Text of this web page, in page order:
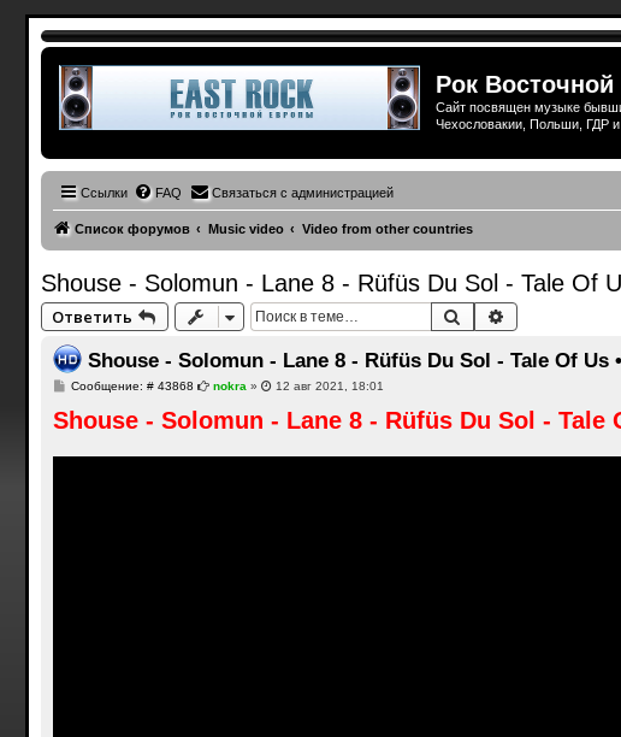
Рок
Сайт посвящен музыке
Чехословакии, Польши, ГДР
Ссылки FAQ Связаться с администрацией
Список форумов Music video Video from other countries
Shouse - Solomun - Lane 8 - Rüfüs Du Sol - Tale Of
Ответить Поиск
Shouse - Solomun - Lane 8 - Rüfüs Du Sol - Tale Of Us
Сообщение: # 43868 С
о
б
е
nokra » 12 авг 2021, 18:01
Shouse - Solomun - Lane 8 - Rüfüs Du Sol - Tale